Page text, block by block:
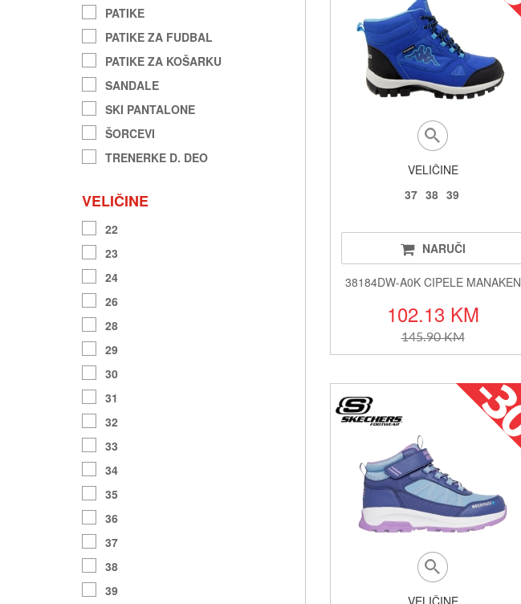
PATIKE
PATIKE ZA FUDBAL
PATIKE ZA KOŠARKU
SANDALE
SKI PANTALONE
ŠORCEVI
TRENERKE D. DEO
VELIČINE
22
23
24
26
28
29
30
31
32
33
34
35
36
37
38
39
VELIČINE
37 38 39
NARUČI
38184DW-A0K CIPELE MANAKEN
102.13 KM
145.90 KM
VELIČINE